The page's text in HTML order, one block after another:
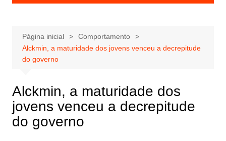
e
ú
d
Página inicial
Comportamento
Alckmin, a maturidade dos jovens venceu a decrepitude
do governo
Alckmin, a maturidade dos
jovens venceu a decrepitude
do governo